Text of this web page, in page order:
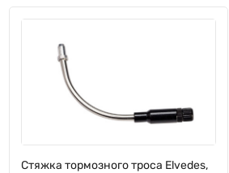
Стяжка тормозного троса Elvedes,